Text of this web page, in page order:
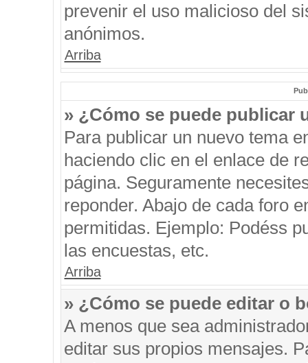
prevenir el uso malicioso del
anónimos.
Arriba
» ¿Cómo se puede publicar
Para publicar un nuevo tema
haciendo clic en el enlace de
página. Seguramente
reponder. Abajo de cada foro
permitidas. Ejemplo: Podéss
las encuestas, etc.
Arriba
» ¿Cómo se puede editar o
A menos que sea
editar sus propios mensajes.